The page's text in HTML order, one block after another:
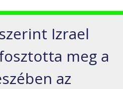
Izrael
meg a
az